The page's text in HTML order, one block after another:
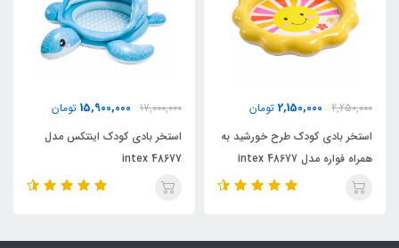
2,250,000
2,150,000 تومان
استخر بادی کودک طرح خورشید به
همراه فواره مدل 48677 intex
17,000,000
15,900,000 تومان
استخر بادی کودک اینتکس مدل
48677 intex